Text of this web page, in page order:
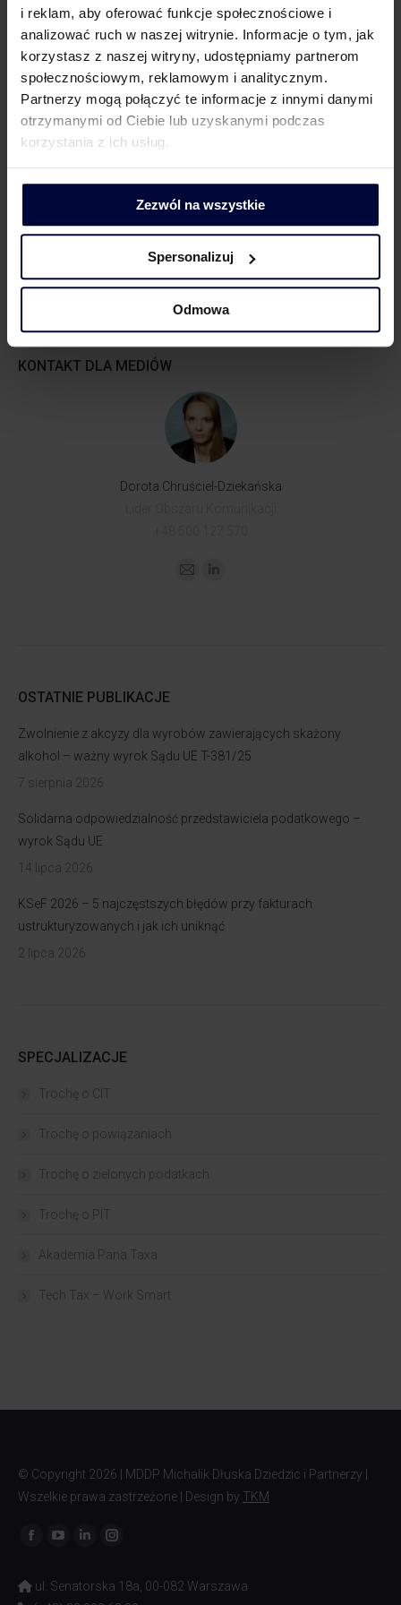
i reklam, aby oferować funkcje społecznościowe i
analizować ruch w naszej witrynie. Informacje o tym, jak
korzystasz z naszej witryny, udostępniamy partnerom
społecznościowym, reklamowym i analitycznym.
Partnerzy mogą połączyć te informacje z innymi danymi
otrzymanymi od Ciebie lub uzyskanymi podczas
korzystania z ich usług.
Zezwól na wszystkie
Spersonalizuj
Odmowa
własne, prostsze rozwiązania, pozwalające
mu dochować należytej staranności, ale również
ograniczyć ryzyko uwikłania w jakiekolwiek oszustwa
podatkowe – można dostosować Metodykę do własnych
potrzeb, z uwzględnieniem np. statusu dostawcy
(producent/dystrybutor), wielkości obrotów.
Nie dajmy się zwariować i pamiętajmy, że dochowanie
należytej staranności nie może być w żadnym przypadku
postrzegane jako przesłanka odliczenia VAT. Ma jedynie
KONTAKT DLA MEDIÓW
Dorota Chruściel-Dziekańska
OSTATNIE PUBLIKACJE
Zwolnienie z akcyzy dla wyrobów zawierających skażony
alkohol – ważny wyrok Sądu UE T-381/25
7 sierpnia 2026
Solidarna odpowiedzialność przedstawiciela podatkowego –
wyrok Sądu UE
14 lipca 2026
KSeF 2026 – 5 najczęstszych błędów przy fakturach
ustrukturyzowanych i jak ich uniknąć
2 lipca 2026
SPECJALIZACJE
Trochę o CIT
Trochę o powiązaniach​
Trochę o zielonych podatkach
Trochę o PIT
Akademia Pana Taxa
Tech Tax – Work Smart
© Copyright 2026 | MDDP Michalik Dłuska Dziedzic i Partnerzy |
Wszelkie prawa zastrzeżone | Design by TKM
Znajdź nas na:
ul. Senatorska 18a, 00-082 Warszawa